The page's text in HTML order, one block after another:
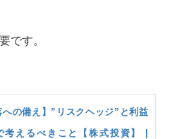
です。
への備え】”リスクヘッジ”と利益
考えるべきこと【株式投資】 |